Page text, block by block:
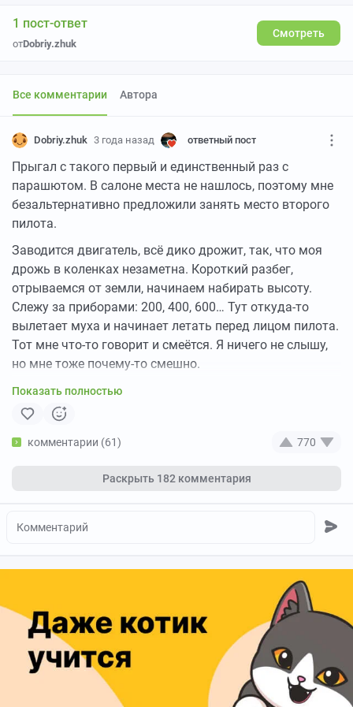
1 пост-ответ
отDobriy.zhuk
Смотреть
Все комментарии Автора
Dobriy.zhuk 3 года назад ответный пост
Прыгал с такого первый и единственный раз с
парашютом. В салоне места не нашлось, поэтому мне
безальтернативно предложили занять место второго
пилота.
Заводится двигатель, всё дико дрожит, так, что моя
дрожь в коленках незаметна. Короткий разбег,
отрываемся от земли, начинаем набирать высоту.
Слежу за приборами: 200, 400, 600… Тут откуда-то
вылетает муха и начинает летать перед лицом пилота.
Тот мне что-то говорит и смеётся. Я ничего не слышу,
но мне тоже почему-то смешно.
Показать полностью
комментарии (61) 770
Раскрыть 182 комментария